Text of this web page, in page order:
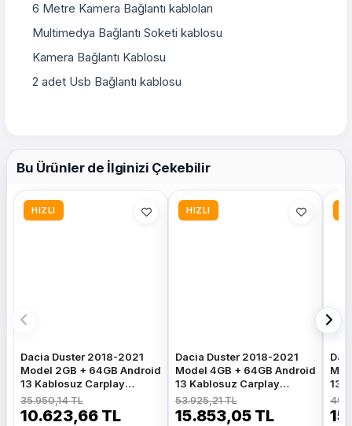
6 Metre Kamera Bağlantı kabloları
Multimedya Bağlantı Soketi kablosu
Kamera Bağlantı Kablosu
2 adet Usb Bağlantı kablosu
Bu Ürünler de İlginizi Çekebilir
HIZLI
Dacia Duster 2018-2021
Model 2GB + 64GB Android
13 Kablosuz Carplay
Navigasyon Multimedya
Sistemi
35.950,14 TL
10.623,66 TL
HIZLI
Dacia Duster 2018-2021
Model 4GB + 64GB Android
13 Kablosuz Carplay
Navigasyon Multimedya
Sistemi
53.925,21 TL
15.853,05 TL
13